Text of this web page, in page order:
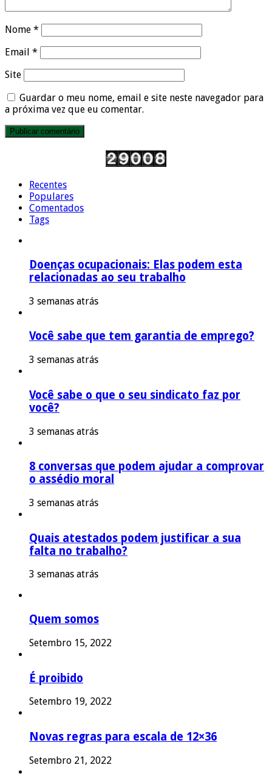
Nome *
Email *
Site
Guardar o meu nome, email e site neste navegador para
a próxima vez que eu comentar.
Recentes
Populares
Comentados
Tags
Doenças ocupacionais: Elas podem esta
relacionadas ao seu trabalho
3 semanas atrás
Você sabe que tem garantia de emprego?
3 semanas atrás
Você sabe o que o seu sindicato faz por
você?
3 semanas atrás
8 conversas que podem ajudar a comprovar
o assédio moral
3 semanas atrás
Quais atestados podem justificar a sua
falta no trabalho?
3 semanas atrás
Quem somos
Setembro 15, 2022
É proibido
Setembro 19, 2022
Novas regras para escala de 12×36
Setembro 21, 2022